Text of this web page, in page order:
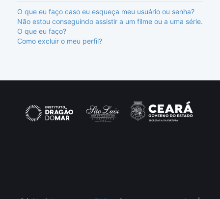
O que eu faço caso eu esqueça meu usuário ou senha?
Não estou conseguindo assistir a um filme ou a uma série.
O que eu faço?
Como excluir o meu perfil?